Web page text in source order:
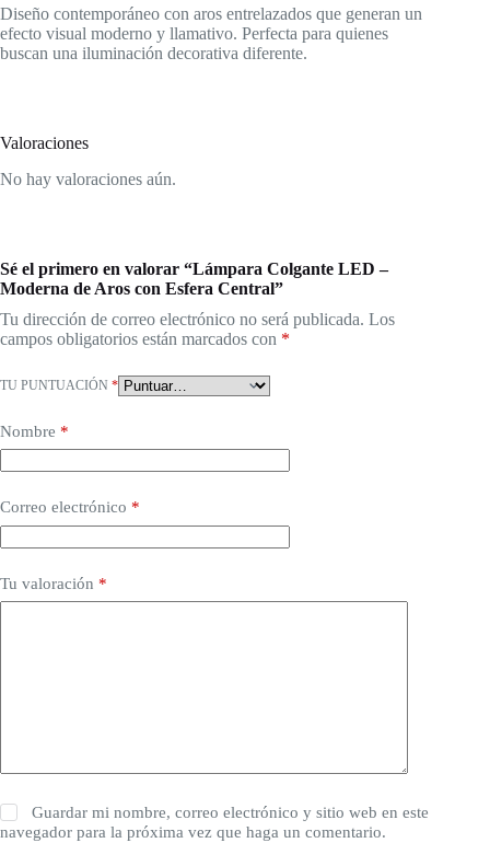
Diseño contemporáneo con aros entrelazados que generan un
efecto visual moderno y llamativo. Perfecta para quienes
buscan una iluminación decorativa diferente.
Valoraciones
No hay valoraciones aún.
Sé el primero en valorar “Lámpara Colgante LED –
Moderna de Aros con Esfera Central”
Tu dirección de correo electrónico no será publicada. Los
campos obligatorios están marcados con *
TU PUNTUACIÓN *
Nombre *
Correo electrónico *
Tu valoración *
Guardar mi nombre, correo electrónico y sitio web en este
navegador para la próxima vez que haga un comentario.